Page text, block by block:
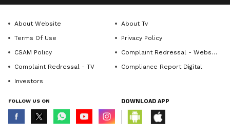
About Website
About Tv
Terms Of Use
Privacy Policy
CSAM Policy
Complaint Redressal - Website
Complaint Redressal - TV
Compliance Report Digital
Investors
FOLLOW US ON DOWNLOAD APP